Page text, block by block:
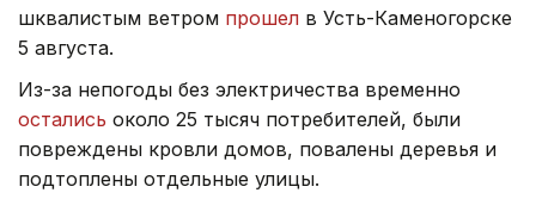
шквалистым ветром прошел в Усть-Каменогорске
5 августа.
Из-за непогоды без электричества временно
остались около 25 тысяч потребителей, были
повреждены кровли домов, повалены деревья и
подтоплены отдельные улицы.